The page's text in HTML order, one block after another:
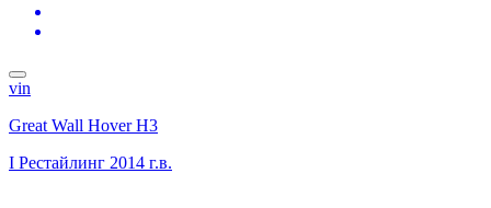
vin
Great Wall Hover H3
I Рестайлинг 2014 г.в.